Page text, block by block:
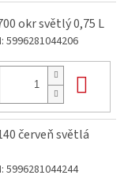
okr světlý 0,75 L
5996281044206
červeň světlá
5996281044244